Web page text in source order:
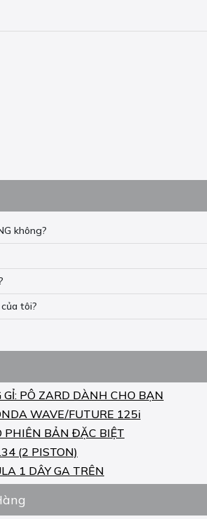
không?
tôi?
PÔ ZARD DÀNH CHO BẠN
WAVE/FUTURE 125i
PHIÊN BẢN ĐẶC BIỆT
(2 PISTON)
1 DÂY GA TRÊN